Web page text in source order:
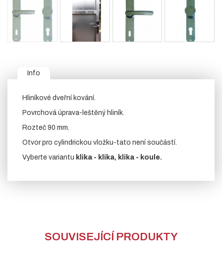
Info
Hliníkové dveřní kování.
Povrchová úprava-leštěný hliník.
Rozteč 90 mm.
Otvor pro cylindrickou vložku-tato není součástí.
Vyberte variantu klika - klika, klika - koule.
SOUVISEJÍCÍ PRODUKTY